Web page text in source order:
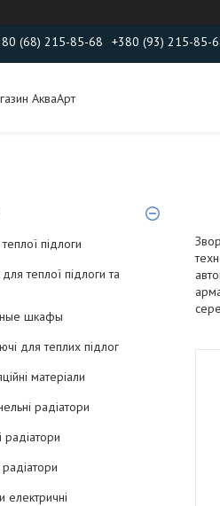
(68) 215-85-68 +380 (93) 215-85-
АкваАрт
підлоги
теплої підлоги та
шкафы
для теплих підлог
матеріали
радіатори
радіатори
радіатори
електричні